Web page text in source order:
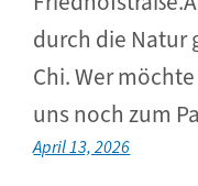
durch die Natur
Chi. Wer
uns noch zum
April 13, 2026